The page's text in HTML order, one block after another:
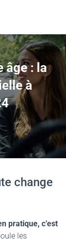
âge : la
à
change
pratique, c’est
les